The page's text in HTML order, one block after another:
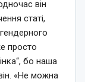
він
статі,
просто
бо наша
«Не можна